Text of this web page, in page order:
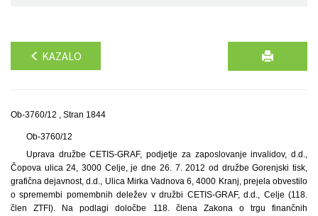
KAZALO
Ob-3760/12 , Stran 1844
Ob-3760/12
Uprava družbe CETIS-GRAF, podjetje za zaposlovanje invalidov, d.d.,
Čopova ulica 24, 3000 Celje, je dne 26. 7. 2012 od družbe Gorenjski tisk,
grafična dejavnost, d.d., Ulica Mirka Vadnova 6, 4000 Kranj, prejela obvestilo
o spremembi pomembnih deležev v družbi CETIS-GRAF, d.d., Celje (118.
člen ZTFI). Na podlagi določbe 118. člena Zakona o trgu finančnih